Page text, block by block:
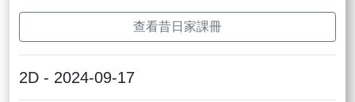
查看昔日家課冊
2D - 2024-09-17